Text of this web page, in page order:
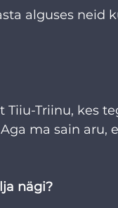
alguses neid
Tiiu-Triinu, kes
ma sain aru,
nägi?